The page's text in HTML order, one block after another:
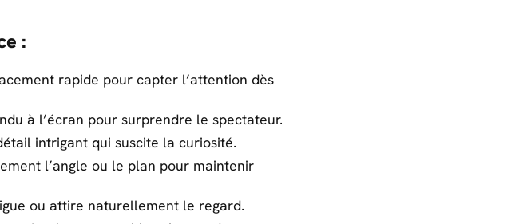
:
rapide pour capter l’attention dès
à l’écran pour surprendre le spectateur.
intrigant qui suscite la curiosité.
l’angle ou le plan pour maintenir
ou attire naturellement le regard.